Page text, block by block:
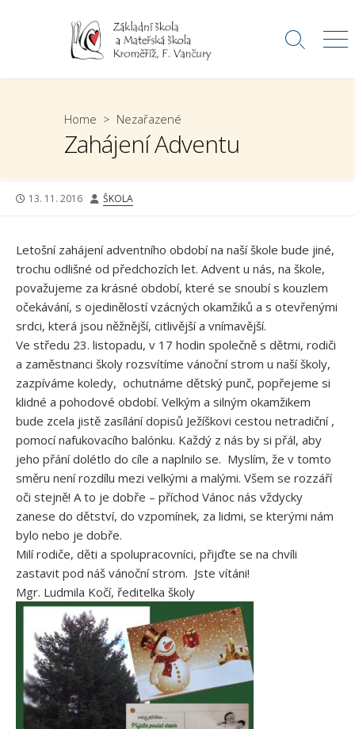
Search
Home > Nezařazené
Zahájení Adventu
PUBLISHED
13. 11. 2016 AUTHOR
ŠKOLA
Letošní zahájení adventního období na naší škole bude jiné,
trochu odlišné od předchozích let. Advent u nás, na škole,
považujeme za krásné období, které se snoubí s kouzlem
očekávání, s ojedinělostí vzácných okamžiků a s otevřenými
srdci, která jsou něžnější, citlivější a vnímavější.
Ve středu 23. listopadu, v 17 hodin společně s dětmi, rodiči
a zaměstnanci školy rozsvítíme vánoční strom u naší školy,
zazpíváme koledy, ochutnáme dětský punč, popřejeme si
klidné a pohodové období. Velkým a silným okamžikem
bude zcela jistě zasílání dopisů Ježíškovi cestou netradiční ,
pomocí nafukovacího balónku. Každý z nás by si přál, aby
jeho přání dolétlo do cíle a naplnilo se. Myslím, že v tomto
směru není rozdílu mezi velkými a malými. Všem se rozzáří
oči stejně! A to je dobře – příchod Vánoc nás vždycky
zanese do dětství, do vzpomínek, za lidmi, se kterými nám
bylo nebo je dobře.
Milí rodiče, děti a spolupracovníci, přijďte se na chvíli
zastavit pod náš vánoční strom. Jste vítáni!
Mgr. Ludmila Kočí, ředitelka školy